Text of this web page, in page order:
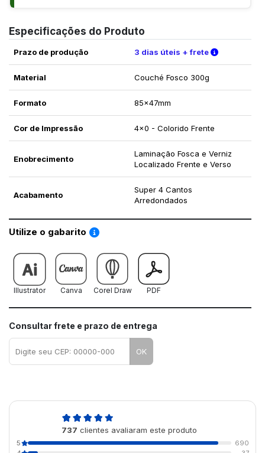
Especificações do Produto
Prazo de produção 3 dias úteis + frete Verifique
Material Couché Fosco 300g
Formato 85x47mm
Cor de Impressão 4x0 - Colorido Frente
Enobrecimento
Laminação Fosca e Verniz
Localizado Frente e Verso
Acabamento
Super 4 Cantos
Arredondados
Utilize o gabarito Saiba como utilizar os nossos gabaritos
Illustrator Canva Corel Draw PDF
Consultar frete e prazo de entrega
OK
737 clientes avaliaram este produto
5
690